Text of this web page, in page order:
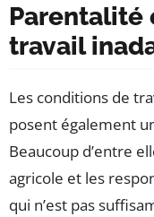
Parentalité
travail
Les conditions de
posent également
Beaucoup d’entre
agricole et les
qui n’est pas